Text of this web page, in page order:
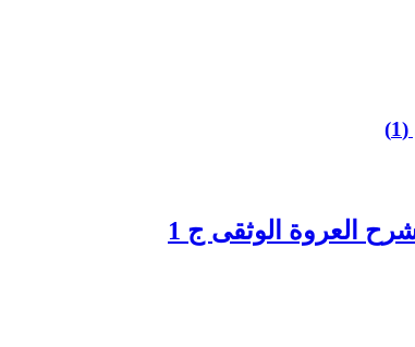
العروة الوثقى ج 1